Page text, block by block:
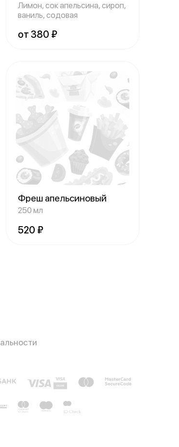
Лимон, сок апельсина, сироп,
ваниль, содовая
от 380 ₽
Фреш апельсиновый
250 мл
520 ₽